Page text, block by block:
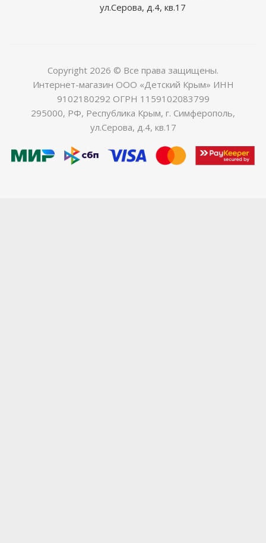
ул.Серова, д.4, кв.17
Copyright 2026 © Все права защищены.
Интернет-магазин ООО «Детский Крым» ИНН
9102180292 ОГРН 1159102083799
295000, РФ, Республика Крым, г. Симферополь,
ул.Серова, д.4, кв.17